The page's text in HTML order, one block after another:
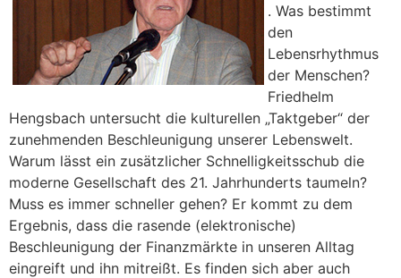
. Was bestimmt
den
Lebensrhythmus
der Menschen?
Friedhelm
Hengsbach untersucht die kulturellen „Taktgeber“ der
zunehmenden Beschleunigung unserer Lebenswelt.
Warum lässt ein zusätzlicher Schnelligkeitsschub die
moderne Gesellschaft des 21. Jahrhunderts taumeln?
Muss es immer schneller gehen? Er kommt zu dem
Ergebnis, dass die rasende (elektronische)
Beschleunigung der Finanzmärkte in unseren Alltag
eingreift und ihn mitreißt. Es finden sich aber auch